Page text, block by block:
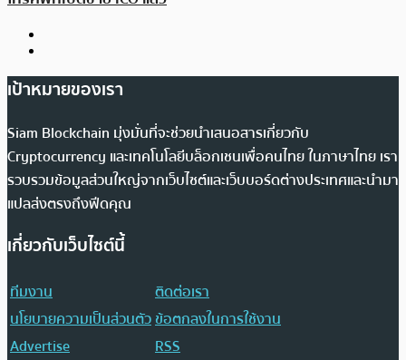
เป้าหมายของเรา
Siam Blockchain มุ่งมั่นที่จะช่วยนำเสนอสารเกี่ยวกับ
Cryptocurrency และเทคโนโลยีบล็อกเชนเพื่อคนไทย ในภาษาไทย เรา
รวบรวมข้อมูลส่วนใหญ่จากเว็บไซต์และเว็บบอร์ดต่างประเทศและนำมา
แปลส่งตรงถึงฟีดคุณ
เกี่ยวกับเว็บไซต์นี้
ทีมงาน
ติดต่อเรา
นโยบายความเป็นส่วนตัวข้อตกลงในการใช้งาน
Advertise
RSS